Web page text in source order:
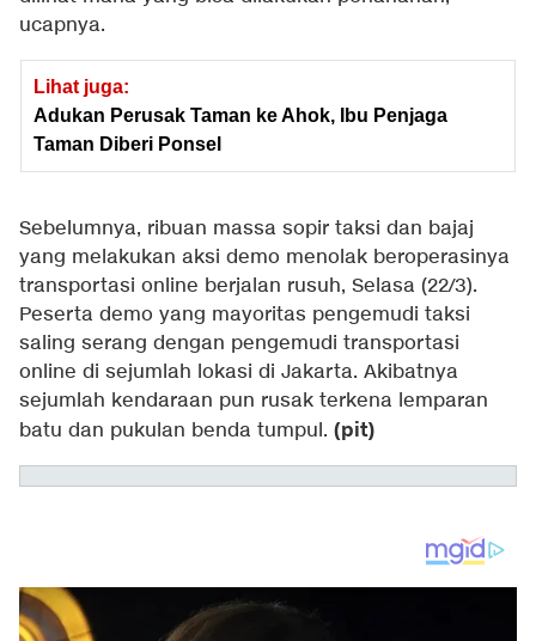
ucapnya.
Lihat juga:
Adukan Perusak Taman ke Ahok, Ibu Penjaga
Taman Diberi Ponsel
Sebelumnya, ribuan massa sopir taksi dan bajaj
yang melakukan aksi demo menolak beroperasinya
transportasi online berjalan rusuh, Selasa (22/3).
Peserta demo yang mayoritas pengemudi taksi
saling serang dengan pengemudi transportasi
online di sejumlah lokasi di Jakarta. Akibatnya
sejumlah kendaraan pun rusak terkena lemparan
batu dan pukulan benda tumpul. (pit)